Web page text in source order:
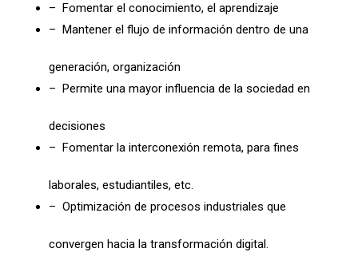
– Fomentar el conocimiento, el aprendizaje
– Mantener el flujo de información dentro de una
generación, organización
– Permite una mayor influencia de la sociedad en
decisiones
– Fomentar la interconexión remota, para fines
laborales, estudiantiles, etc.
– Optimización de procesos industriales que
convergen hacia la transformación digital.